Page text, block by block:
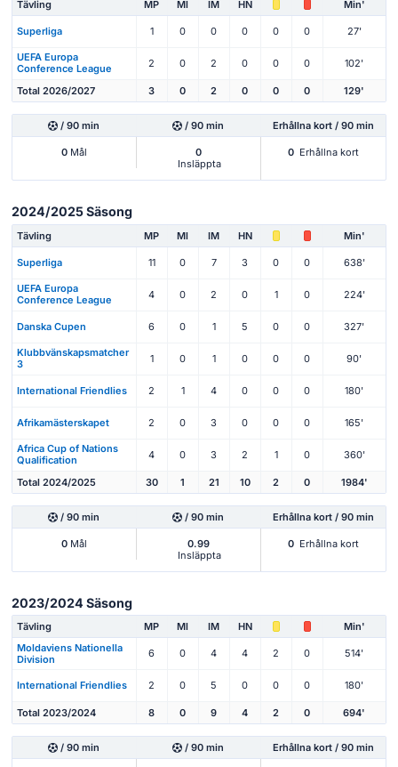
Tävling MP Ml IM HN Min'
Superliga 1 0 0 0 0 0 27'
UEFA Europa
Conference League
2 0 2 0 0 0 102'
Total 2026/2027 3 0 2 0 0 0 129'
/ 90 min / 90 min Erhållna kort / 90 min
0Mål
0
Insläppta
0 Erhållna kort
2024/2025 Säsong
Tävling MP Ml IM HN Min'
Superliga 11 0 7 3 0 0 638'
UEFA Europa
Conference League
4 0 2 0 1 0 224'
Danska Cupen 6 0 1 5 0 0 327'
Klubbvänskapsmatcher
3
1 0 1 0 0 0 90'
International Friendlies 2 1 4 0 0 0 180'
Afrikamästerskapet 2 0 3 0 0 0 165'
Africa Cup of Nations
Qualification
4 0 3 2 1 0 360'
Total 2024/2025 30 1 21 10 2 0 1984'
/ 90 min / 90 min Erhållna kort / 90 min
0Mål
0.99
Insläppta
0 Erhållna kort
2023/2024 Säsong
Tävling MP Ml IM HN
Min'
Moldaviens Nationella
Division
6 0 4 4 2 0 514'
International Friendlies 2 0 5 0 0 0 180'
Total 2023/2024 8 0 9 4 2 0 694'
/ 90 min / 90 min Erhållna kort / 90 min